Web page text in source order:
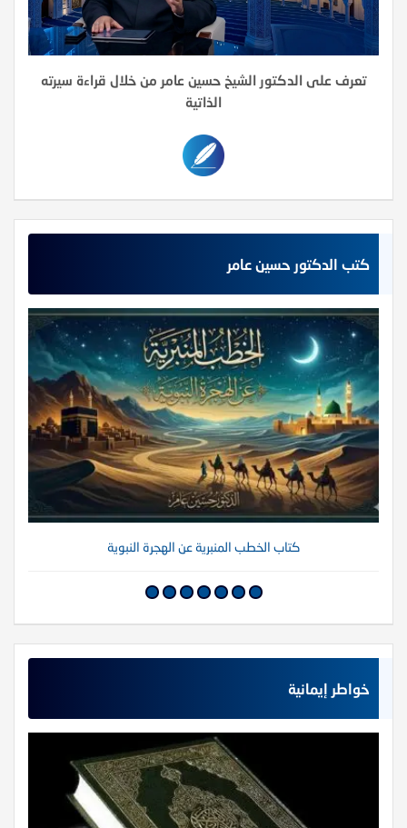
تعرف على الدكتور الشيخ حسين عامر من خلال قراءة سيرته
الذاتية
كتب الدكتور حسين عامر
كتاب الخطب المنبرية عن الهجرة النبوية
خواطر إيمانية